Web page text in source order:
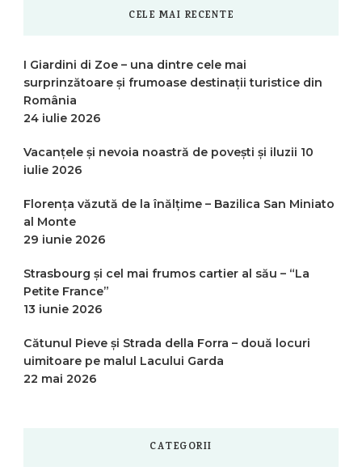
CELE MAI RECENTE
I Giardini di Zoe – una dintre cele mai
surprinzătoare și frumoase destinații turistice din
România
24 iulie 2026
Vacanțele și nevoia noastră de povești și iluzii 10
iulie 2026
Florența văzută de la înălțime – Bazilica San Miniato
al Monte
29 iunie 2026
Strasbourg și cel mai frumos cartier al său – “La
Petite France”
13 iunie 2026
Cătunul Pieve și Strada della Forra – două locuri
uimitoare pe malul Lacului Garda
22 mai 2026
CATEGORII